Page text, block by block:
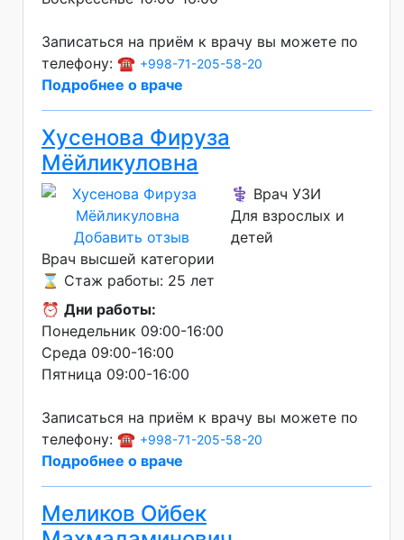
Записаться на приём к врачу вы можете по
телефону: ☎️ +998-71-205-58-20
Подробнее о враче
Хусенова Фируза
Мёйликуловна
Добавить отзыв
⚕️ Врач УЗИ
Для взрослых и
детей
Врач высшей категории
⌛ Стаж работы: 25 лет
⏰ Дни работы:
Понедельник 09:00-16:00
Среда 09:00-16:00
Пятница 09:00-16:00
Записаться на приём к врачу вы можете по
телефону: ☎️ +998-71-205-58-20
Подробнее о враче
Меликов Ойбек